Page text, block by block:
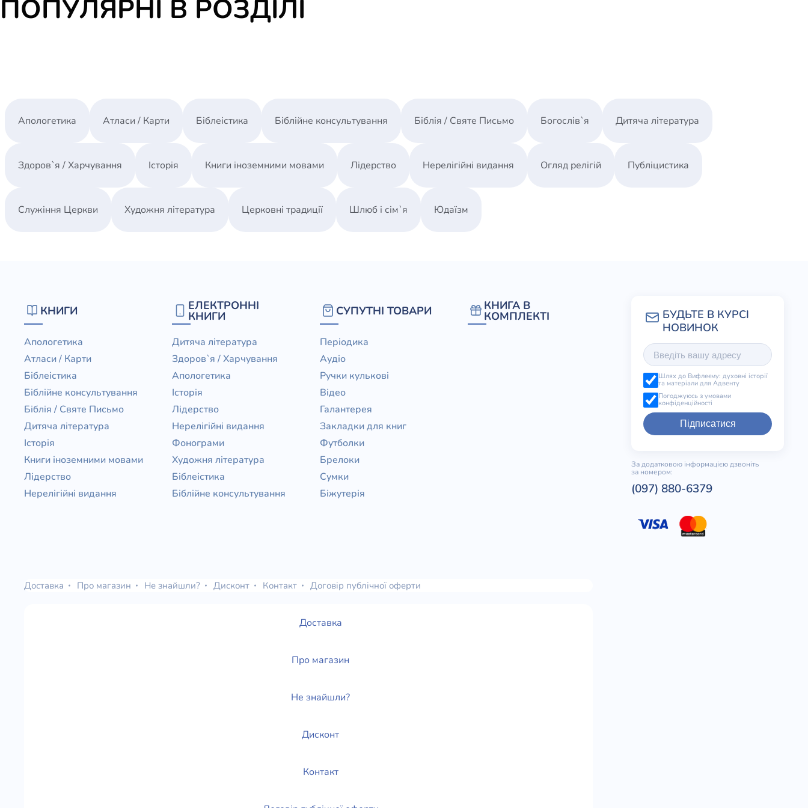
ПОПУЛЯРНІ В РОЗДІЛІ
Апологетика Атласи / Карти Біблеістика Біблійне консультування Біблія / Святе Письмо Богослів`я Дитяча література
Здоров`я / Харчування Історія Книги іноземними мовами Лідерство Нерелігійні видання Огляд релігій Публіцистика
Служіння Церкви Художня література Церковні традиції Шлюб і сім`я Юдаїзм
КНИГИ
Апологетика
Атласи / Карти
Біблеістика
Біблійне консультування
Біблія / Святе Письмо
Дитяча література
Історія
Книги іноземними мовами
Лідерство
Нерелігійні видання
ЕЛЕКТРОННІ
КНИГИ
Дитяча література
Здоров`я / Харчування
Апологетика
Історія
Лідерство
Нерелігійні видання
Фонограми
Художня література
Біблеістика
Біблійне консультування
СУПУТНІ ТОВАРИ
Періодика
Аудіо
Ручки кулькові
Відео
Галантерея
Закладки для книг
Футболки
Брелоки
Сумки
Біжутерія
КНИГА В
КОМПЛЕКТІ
Шлях до Вифлеєму: духовні історії
та матеріали для Адвенту
Погоджуюсь з умовами
конфіденційності
Підписатися
За додатковою інформацією дзвоніть
за номером:
(097) 880-6379
Доставка Про магазин Не знайшли? Дисконт Контакт Договір публічної оферти
Доставка
Про магазин
Не знайшли?
Дисконт
Контакт